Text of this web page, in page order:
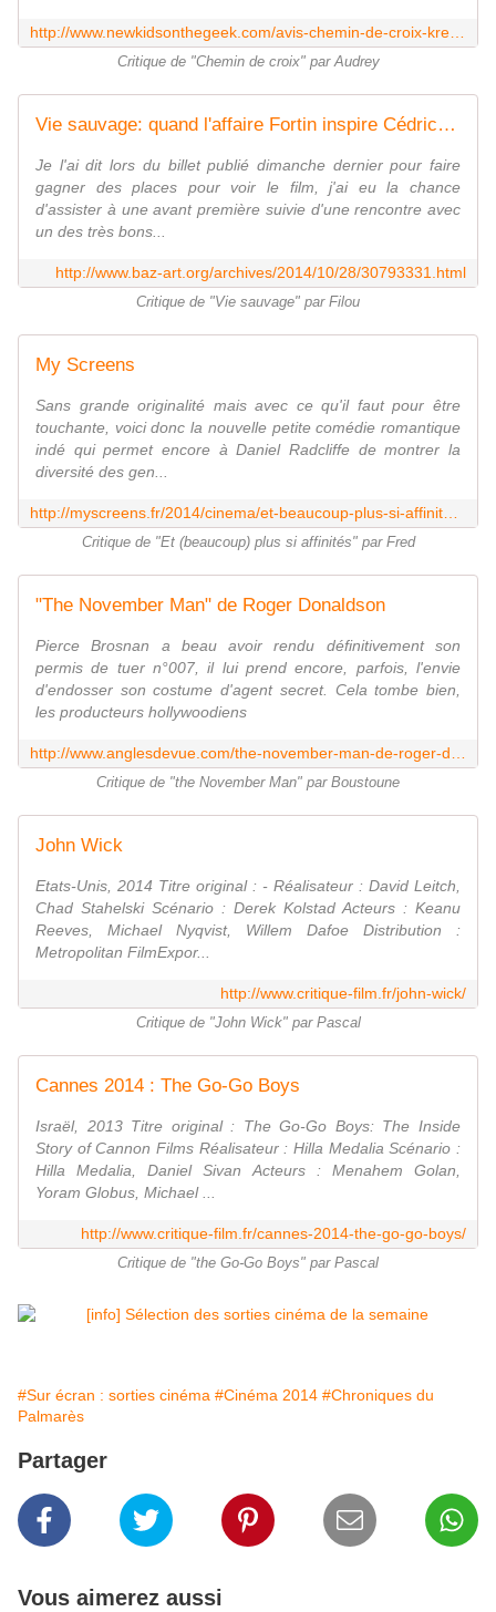
Critique de "Chemin de croix" par Audrey
Vie sauvage: quand l'affaire Fortin inspire Cédric Kahn - Baz'art : Des films, des livres...
Je l'ai dit lors du billet publié dimanche dernier pour faire
gagner des places pour voir le film, j'ai eu la chance
d'assister à une avant première suivie d'une rencontre avec
un des très bons...
http://www.baz-art.org/archives/2014/10/28/30793331.html
Critique de "Vie sauvage" par Filou
My Screens
Sans grande originalité mais avec ce qu'il faut pour être
touchante, voici donc la nouvelle petite comédie romantique
indé qui permet encore à Daniel Radcliffe de montrer la
diversité des gen...
Critique de "Et (beaucoup) plus si affinités" par Fred
"The November Man" de Roger Donaldson
Pierce Brosnan a beau avoir rendu définitivement son
permis de tuer n°007, il lui prend encore, parfois, l'envie
d'endosser son costume d'agent secret. Cela tombe bien,
les producteurs hollywoodiens
Critique de "the November Man" par Boustoune
John Wick
Etats-Unis, 2014 Titre original : - Réalisateur : David Leitch,
Chad Stahelski Scénario : Derek Kolstad Acteurs : Keanu
Reeves, Michael Nyqvist, Willem Dafoe Distribution :
Metropolitan FilmExpor...
http://www.critique-film.fr/john-wick/
Critique de "John Wick" par Pascal
Cannes 2014 : The Go-Go Boys
Israël, 2013 Titre original : The Go-Go Boys: The Inside
Story of Cannon Films Réalisateur : Hilla Medalia Scénario :
Hilla Medalia, Daniel Sivan Acteurs : Menahem Golan,
Yoram Globus, Michael ...
http://www.critique-film.fr/cannes-2014-the-go-go-boys/
Critique de "the Go-Go Boys" par Pascal
#Sur écran : sorties cinéma #Cinéma 2014 #Chroniques du
Palmarès
Partager
Vous aimerez aussi